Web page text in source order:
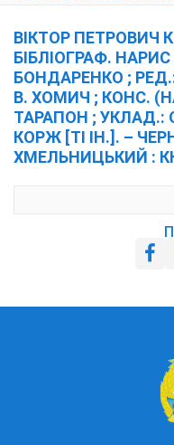
ВІКТОР ПЕТРОВИЧ
БІБЛІОГРАФ.
БОНДАРЕНКО ;
В. ХОМИЧ ; КОНС.
ТАРАПОН ; УКЛАД.:
КОРЖ [ТІ ІН.]. –
ХМЕЛЬНИЦЬКИЙ :